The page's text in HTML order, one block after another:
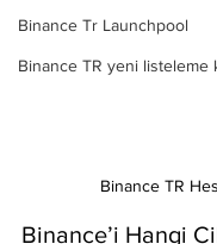
Binance Tr Launchpool
Binance TR yeni listeleme
Binance TR
Binance’i Hangi